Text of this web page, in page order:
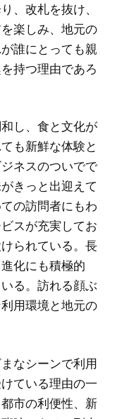
、改札を抜け、
楽しみ、地元の
誰にとっても親
持つ理由であろ
し、食と文化が
も新鮮な体験と
ネスのついでで
きっと出迎えて
の訪問者にもわ
スが充実してお
られている。長
化にも積極的
る。訪れる顔ぶ
用環境と地元の
なシーンで利用
ている理由の一
市の利便性、新